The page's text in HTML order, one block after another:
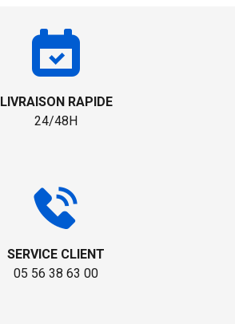
LIVRAISON RAPIDE
24/48H
SERVICE CLIENT
05 56 38 63 00